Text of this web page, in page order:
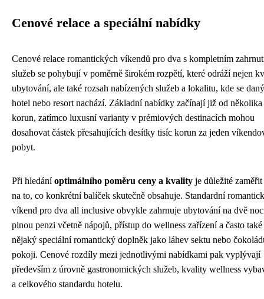
Cenové relace a speciální nabídky
Cenové relace romantických víkendů pro dva s kompletním
služeb se pohybují v poměrně širokém rozpětí, které odráží nejen
ubytování, ale také rozsah nabízených služeb a lokalitu, kde se daný
hotel nebo resort nachází. Základní nabídky začínají již od
korun, zatímco luxusní varianty v prémiových destinacích mohou
dosahovat částek přesahujících desítky tisíc korun za jeden
pobyt.
Při hledáníoptimálního poměru ceny a kvality je důležité zaměřit
na to, co konkrétní balíček skutečně obsahuje. Standardní
víkend pro dva all inclusive obvykle zahrnuje ubytování na dvě
plnou penzi včetně nápojů, přístup do wellness zařízení a často také
nějaký speciální romantický doplněk jako láhev sektu nebo
pokoji. Cenové rozdíly mezi jednotlivými nabídkami pak vyplývají
především z úrovně gastronomických služeb, kvality wellness
a celkového standardu hotelu.